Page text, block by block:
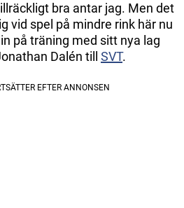
bra antar jag. Men det
vid spel på mindre rink här nu
på träning med sitt nya lag
Dalén till SVT.